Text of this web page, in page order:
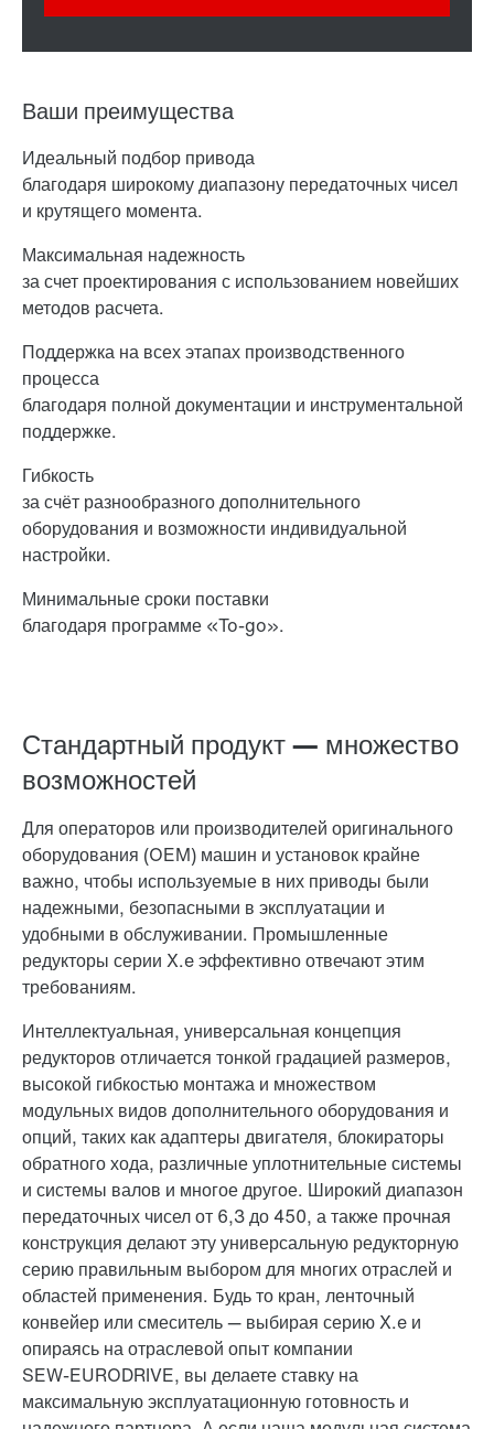
Стандартный продукт — множество
возможностей
Для операторов или производителей оригинального
оборудования (OEM) машин и установок крайне
важно, чтобы используемые в них приводы были
надежными, безопасными в эксплуатации и
удобными в обслуживании. Промышленные
редукторы серии X.e эффективно отвечают этим
требованиям.
Интеллектуальная, универсальная концепция
редукторов отличается тонкой градацией размеров,
высокой гибкостью монтажа и множеством
модульных видов дополнительного оборудования и
опций, таких как адаптеры двигателя, блокираторы
обратного хода, различные уплотнительные системы
и системы валов и многое другое. Широкий диапазон
передаточных чисел от 6,3 до 450, а также прочная
конструкция делают эту универсальную редукторную
серию правильным выбором для многих отраслей и
областей применения. Будь то кран, ленточный
конвейер или смеситель — выбирая серию X.e и
опираясь на отраслевой опыт компании
SEW-EURODRIVE, вы делаете ставку на
максимальную эксплуатационную готовность и
Ваши преимущества
Идеальный подбор привода
благодаря широкому диапазону передаточных чисел
и крутящего момента.
Максимальная надежность
за счет проектирования с использованием новейших
методов расчета.
Поддержка на всех этапах производственного
процесса
благодаря полной документации и инструментальной
поддержке.
Гибкость
за счёт разнообразного дополнительного
оборудования и возможности индивидуальной
настройки.
Минимальные сроки поставки
благодаря программе «To-go».